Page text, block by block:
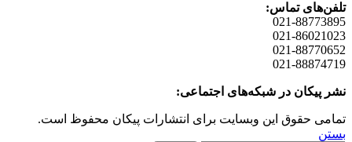
تلفن‌های تماس:
021-88773895
021-86021023
021-88770652
021-88874719
نشر پیکان در شبکه‌های اجتماعی:
تمامی حقوق این وبسایت برای انتشارات پیکان محفوظ است.
بستن